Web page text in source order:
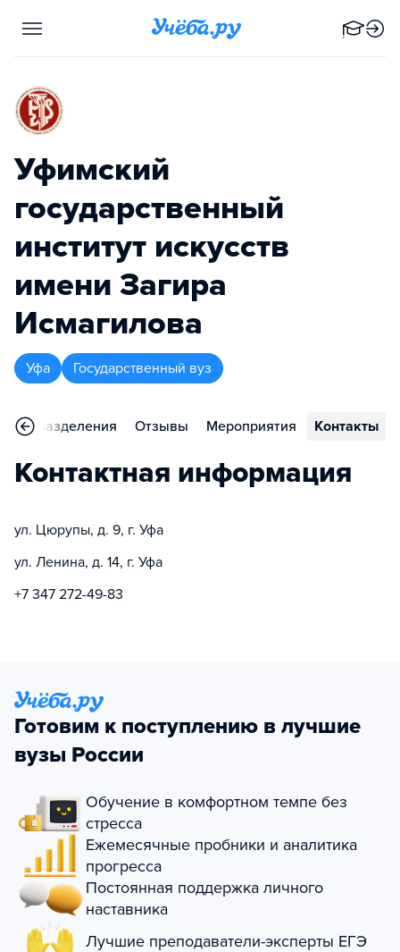
Уфимский
государственный
институт искусств
имени Загира
Исмагилова
Уфа Государственный вуз
Подразделения Отзывы Мероприятия Контакты
Контактная информация
ул. Цюрупы, д. 9, г. Уфа
ул. Ленина, д. 14, г. Уфа
+7 347 272-49-83
Готовим к поступлению в лучшие
вузы России
Обучение в комфортном темпе без
стресса
Ежемесячные пробники и аналитика
прогресса
Постоянная поддержка личного
наставника
Лучшие преподаватели-эксперты ЕГЭ